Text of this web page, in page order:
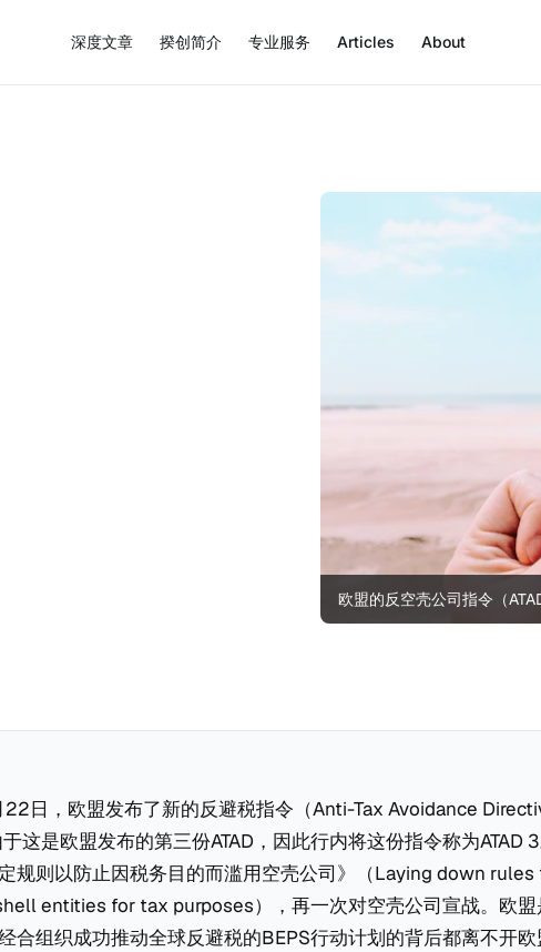
深度文章 揆创简介 专业服务 Articles About
欧盟的反空壳公司指令（
22日，欧盟发布了新的反避税指令（Anti-Tax Avoidance
于这是欧盟发布的第三份ATAD，因此行内将这份指令称为ATAD
规则以防止因税务目的而滥用空壳公司》（Laying down
entities for tax purposes），再一次对空壳公司宣战。欧盟
合组织成功推动全球反避税的BEPS行动计划的背后都离不开